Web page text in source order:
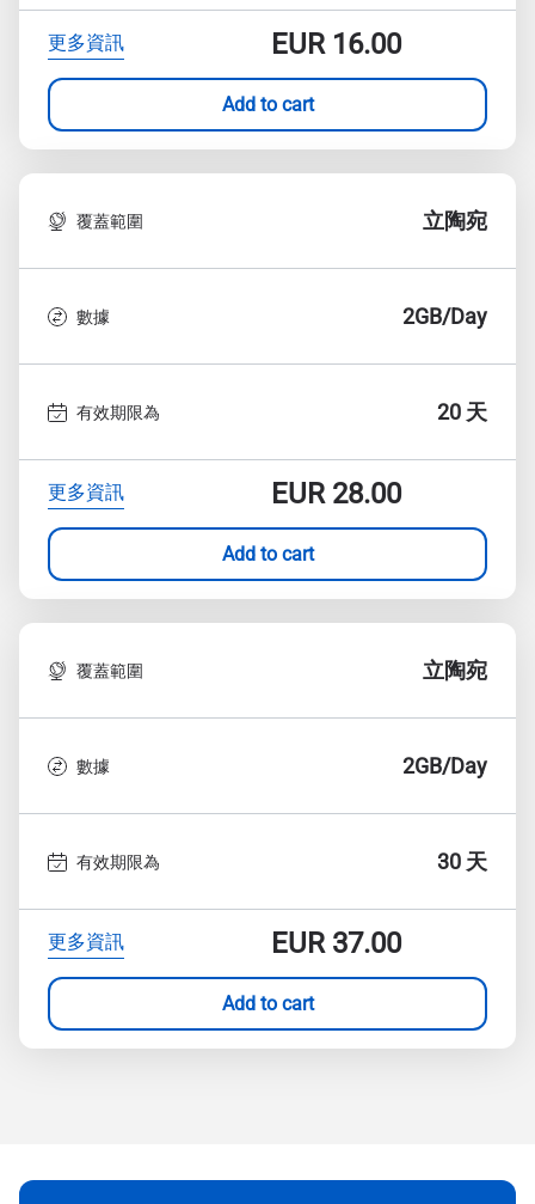
更多資訊 EUR16.00
Add to cart
覆蓋範圍 立陶宛
數據 2GB/Day
有效期限為 20 天
更多資訊 EUR28.00
Add to cart
覆蓋範圍 立陶宛
數據 2GB/Day
有效期限為 30 天
更多資訊 EUR37.00
Add to cart